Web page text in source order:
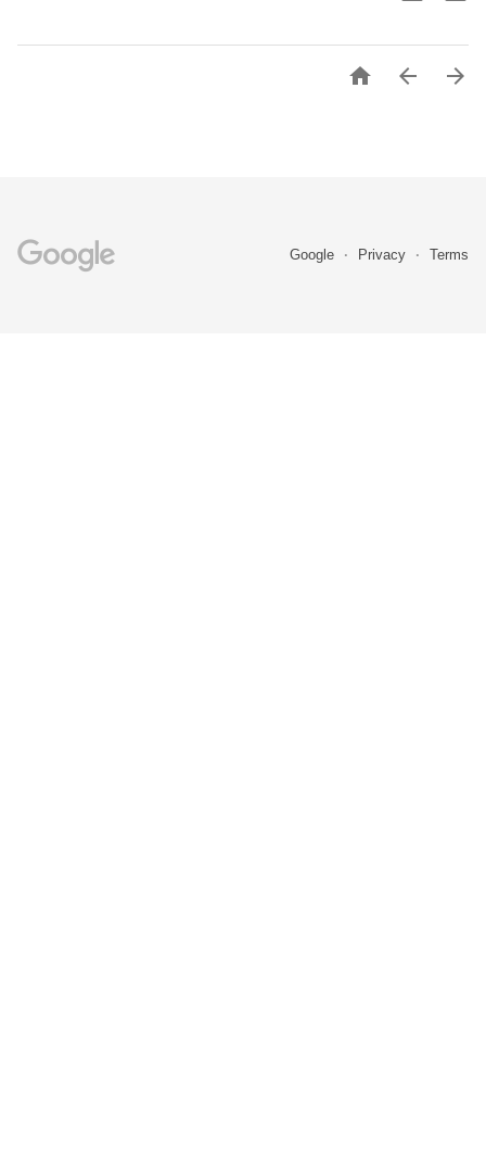
  
Google Privacy Terms